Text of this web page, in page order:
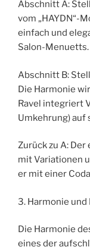
Abschnitt A:
vom „HAYDN“-
einfach und
Salon-Menuetts.
Abschnitt B:
Die Harmonie
Ravel integriert
Umkehrung) auf
Zurück zu A:
mit Variationen
er mit einer
3. Harmonie
Die Harmonie
eines der